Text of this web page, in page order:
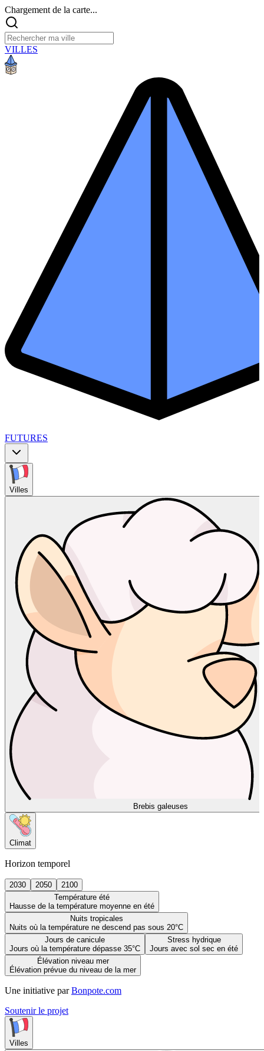
Chargement de la carte...
VILLES
FUTURES
Villes
Brebis galeuses
Climat
Horizon temporel
2030 2050
2100
Température été
Hausse de la température moyenne en été
Nuits tropicales
Nuits où la température ne descend pas sous 20°C
Jours de canicule
Jours où la température dépasse 35°C
Stress hydrique
Jours avec sol sec en été
Élévation niveau mer
Élévation prévue du niveau de la mer
Une initiative par Bonpote.com
Soutenir le projet
Villes